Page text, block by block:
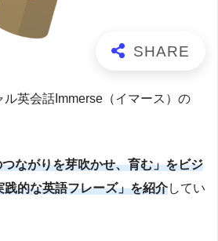
ル英会話Immerse（イマース）の
ながりを芽吹かせ、育む」をビジ
的な英語フレーズ」を紹介してい